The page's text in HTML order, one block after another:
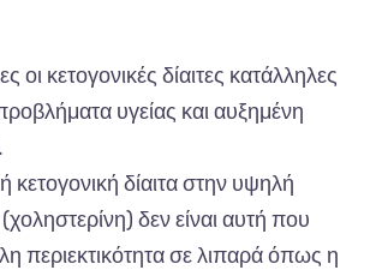
οι κετογονικές δίαιτες κατάλληλες
υγείας και αυξημένη
κετογονική δίαιτα στην υψηλή
δεν είναι αυτή που
περιεκτικότητα σε λιπαρά όπως η